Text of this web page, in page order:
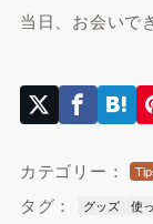
当日、お会いで
カテゴリー：
タグ： グッズ 使